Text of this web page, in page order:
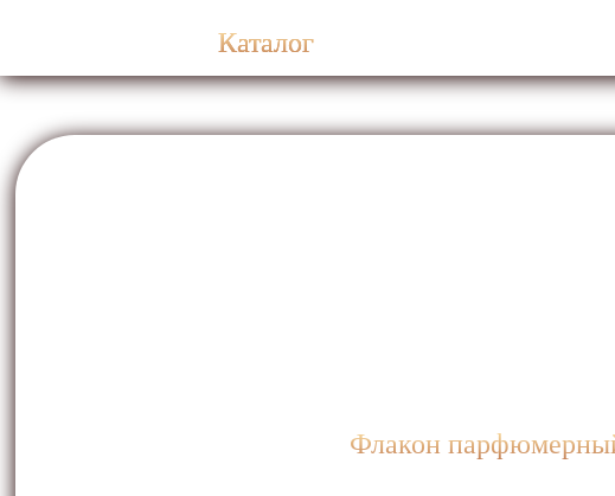
Каталог
Флакон